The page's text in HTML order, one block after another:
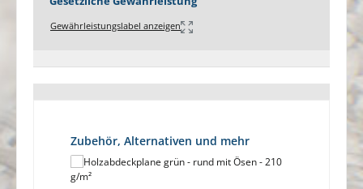
Gewährleistungslabel anzeigen
Produktgalerie überspringen
Zubehör, Alternativen und mehr